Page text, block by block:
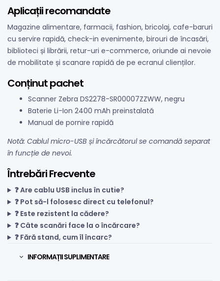
Aplicații recomandate
Magazine alimentare, farmacii, fashion, bricolaj, cafe-baruri
cu servire rapidă, check-in evenimente, birouri de încasări,
biblioteci și librării, retur-uri e-commerce, oriunde ai nevoie
de mobilitate și scanare rapidă de pe ecranul clienților.
Conținut pachet
Scanner Zebra DS2278-SR00007ZZWW, negru
Baterie Li-Ion 2400 mAh preinstalată
Manual de pornire rapidă
Notă: Cablul micro-USB și încărcătorul se comandă separat
în funcție de nevoi.
Întrebări Frecvente
❓ Are cablu USB inclus în cutie?
❓ Pot să-l folosesc direct cu telefonul?
❓ Este rezistent la cădere?
❓ Câte scanări face la o încărcare?
❓ Fără stand, cum îl încarc?
INFORMAȚII SUPLIMENTARE